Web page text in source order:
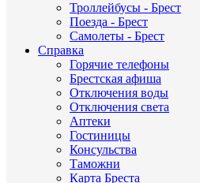
Троллейбусы - Брест
Поезда - Брест
Самолеты - Брест
Справка
Горячие телефоны
Брестская афиша
Отключения воды
Отключения света
Аптеки
Гостиницы
Консульства
Таможни
Карта Бреста